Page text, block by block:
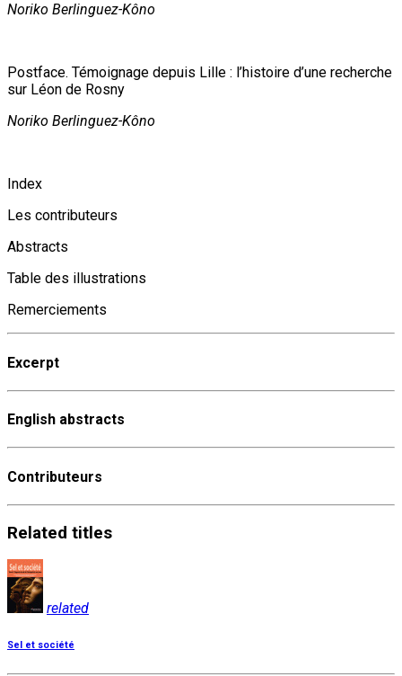
Noriko Berlinguez-Kôno
Postface. Témoignage depuis Lille : l’histoire d’une recherche
sur Léon de Rosny
Noriko Berlinguez-Kôno
Index
Les contributeurs
Abstracts
Table des illustrations
Remerciements
Excerpt
English abstracts
Contributeurs
Related titles
related
Sel et société